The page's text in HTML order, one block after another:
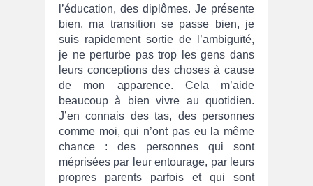
l’éducation, des diplômes. Je présente
bien, ma transition se passe bien, je
suis rapidement sortie de l’ambiguïté,
je ne perturbe pas trop les gens dans
leurs conceptions des choses à cause
de mon apparence. Cela m’aide
beaucoup à bien vivre au quotidien.
J’en connais des tas, des personnes
comme moi, qui n’ont pas eu la même
chance : des personnes qui sont
méprisées par leur entourage, par leurs
propres parents parfois et qui sont